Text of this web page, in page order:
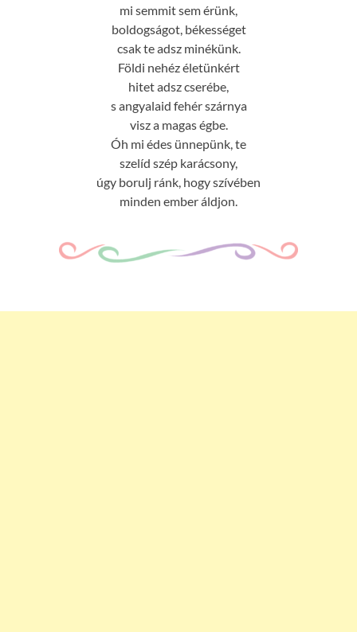
mi semmit sem érünk,
boldogságot, békességet
csak te adsz minékünk.
Földi nehéz életünkért
hitet adsz cserébe,
s angyalaid fehér szárnya
visz a magas égbe.
Óh mi édes ünnepünk, te
szelíd szép karácsony,
úgy borulj ránk, hogy szívében
minden ember áldjon.